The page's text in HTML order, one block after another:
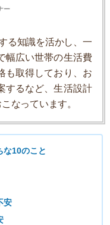
ー
る知識を活かし、一
幅広い世帯の生活費
も取得しており、お
するなど、生活設計
なっています。
な10のこと
安